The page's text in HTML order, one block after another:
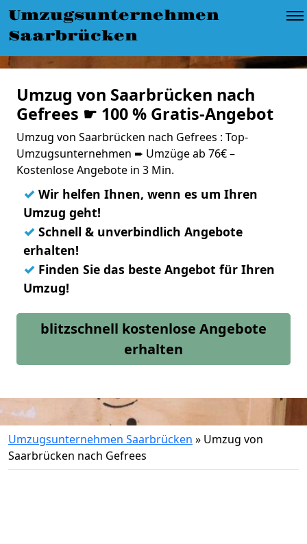
Umzugsunternehmen
Saarbrücken
Umzug von Saarbrücken nach
Gefrees ☛ 100 % Gratis-Angebot
Umzug von Saarbrücken nach Gefrees : Top-
Umzugsunternehmen ➨ Umzüge ab 76€ –
Kostenlose Angebote in 3 Min.
✓ Wir helfen Ihnen, wenn es um Ihren
Umzug geht!
✓ Schnell & unverbindlich Angebote
erhalten!
✓ Finden Sie das beste Angebot für Ihren
Umzug!
blitzschnell kostenlose Angebote
erhalten
Umzugsunternehmen Saarbrücken » Umzug von
Saarbrücken nach Gefrees